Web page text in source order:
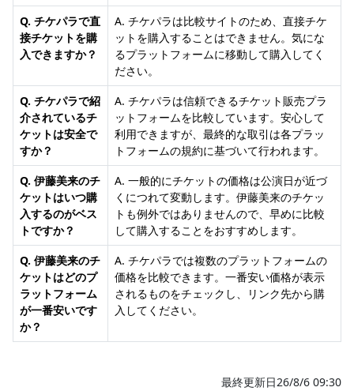
Q. チケパラで直
接チケットを購
入できますか？
A. チケパラは比較サイトのため、直接チケ
ットを購入することはできません。気にな
るプラットフォームに移動して購入してく
ださい。
Q. チケパラで紹
介されているチ
ケットは安全で
すか？
A. チケパラは信頼できるチケット販売プラ
ットフォームを比較しています。安心して
利用できますが、最終的な取引は各プラッ
トフォームの規約に基づいて行われます。
Q. 伊藤美来のチ
ケットはいつ購
入するのがベス
トですか？
A. 一般的にチケットの価格は公演日が近づ
くにつれて変動します。伊藤美来のチケッ
トも例外ではありませんので、早めに比較
して購入することをおすすめします。
Q. 伊藤美来のチ
ケットはどのプ
ラットフォーム
が一番安いです
か？
A. チケパラでは複数のプラットフォームの
価格を比較できます。一番安い価格が表示
されるものをチェックし、リンク先から購
入してください。
最終更新日26/8/6 09:30